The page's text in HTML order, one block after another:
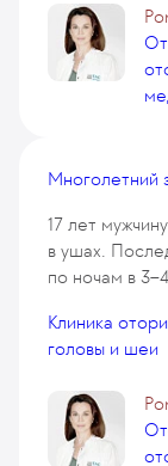
Многолетний
17 лет
в ушах.
по ночам в
Клиника
головы и шеи